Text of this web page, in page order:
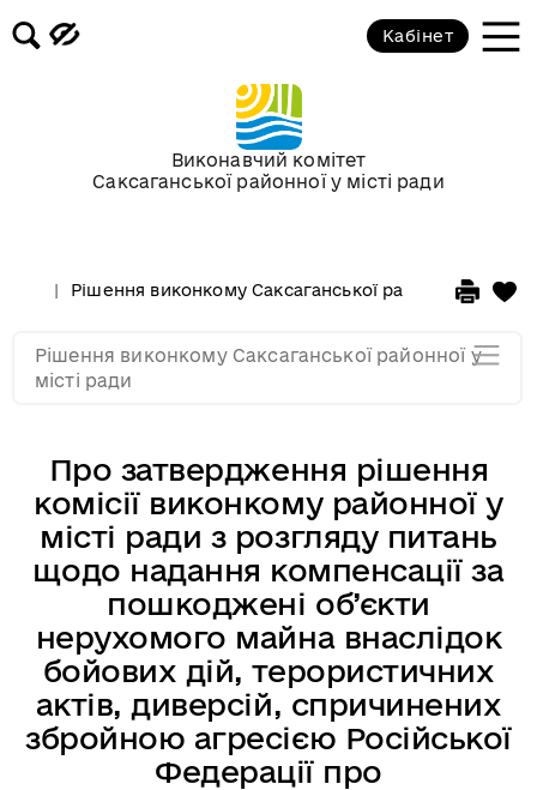
Виконавчий комітет
Саксаганської районної у місті ради
Кабінет
Рішення виконкому Саксаганської районної у місті
Про затвердження рішення
комісії виконкому районної у
місті ради з розгляду питань
щодо надання компенсації за
пошкоджені об’єкти
нерухомого майна внаслідок
бойових дій, терористичних
актів, диверсій, спричинених
збройною агресією Російської
Федерації про
Рішення виконкому Саксаганської районної у
місті ради
Засідання за 2015 рік
Засідання за 2014 рік
Засідання за 2013 рік
Засідання за 2011
Засідання за 2010